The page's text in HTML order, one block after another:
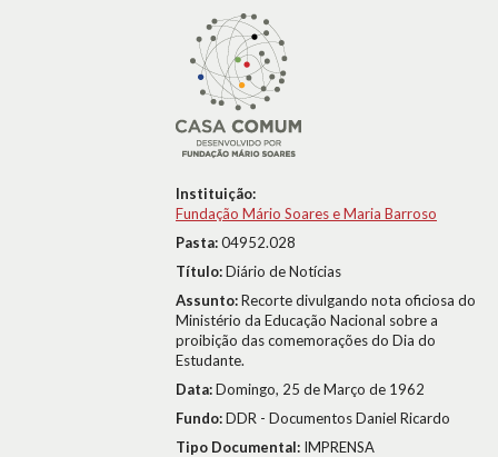
Instituição:
Fundação Mário Soares e Maria Barroso
Pasta:04952.028
Título:Diário de Notícias
Assunto:Recorte divulgando nota oficiosa do
Ministério da Educação Nacional sobre a
proibição das comemorações do Dia do
Estudante.
Data:Domingo, 25 de Março de 1962
Fundo:DDR - Documentos Daniel Ricardo
Tipo Documental: IMPRENSA